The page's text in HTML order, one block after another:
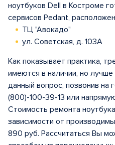
ноутбуков Dell в Костроме
сервисов Pedant,
ТЦ "Авокадо"
ул. Советская, д. 103А
Как показывает практика,
имеются в наличии, но
данный вопрос, позвонив на
(800)-100-39-13 или
Стоимость ремонта
зависимости от
890 руб. Рассчитаться Вы